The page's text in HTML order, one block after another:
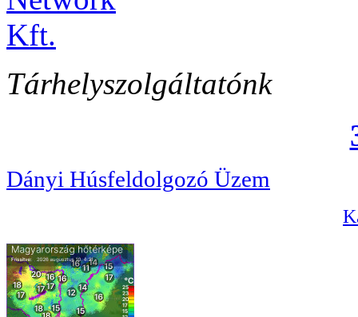
Tárhelyszolgáltatónk
Dányi Húsfeldolgozó Üzem